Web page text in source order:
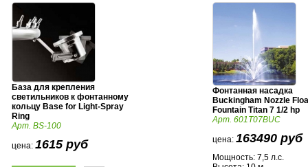
База для крепления
светильников к фонтанному
кольцу Base for Light-Spray
Ring
Арт. BS-100
цена: 1615 руб
Фонтанная насадка
Buckingham Nozzle
Fountain Titan 7 1/2 hp
Арт. 601T07BUC
цена: 163490 руб
Мощность: 7,5 л.с.